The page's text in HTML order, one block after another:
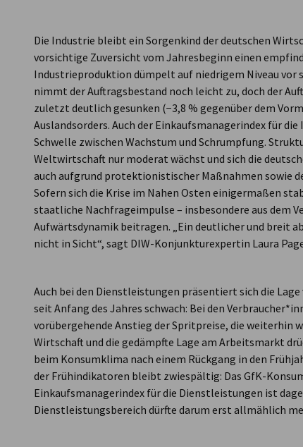
Die Industrie bleibt ein Sorgenkind der deutschen
vorsichtige Zuversicht vom Jahresbeginn einen
Industrieproduktion dümpelt auf niedrigem Niveau vor
nimmt der Auftragsbestand noch leicht zu, doch der
zuletzt deutlich gesunken (−3,8 % gegenüber dem
Auslandsorders. Auch der Einkaufsmanagerindex für
Schwelle zwischen Wachstum und Schrumpfung.
Weltwirtschaft nur moderat wächst und sich die
auch aufgrund protektionistischer Maßnahmen sowie
Sofern sich die Krise im Nahen Osten einigermaßen
staatliche Nachfrageimpulse – insbesondere aus dem
Aufwärtsdynamik beitragen. „Ein deutlicher und breit
nicht in Sicht“, sagt DIW-Konjunkturexpertin Laura
Auch bei den Dienstleistungen präsentiert sich die
seit Anfang des Jahres schwach: Bei den
vorübergehende Anstieg der Spritpreise, die weiterhin
Wirtschaft und die gedämpfte Lage am Arbeitsmarkt
beim Konsumklima nach einem Rückgang in den
der Frühindikatoren bleibt zwiespältig: Das GfK-
Einkaufsmanagerindex für die Dienstleistungen ist
Dienstleistungsbereich dürfte darum erst allmählich